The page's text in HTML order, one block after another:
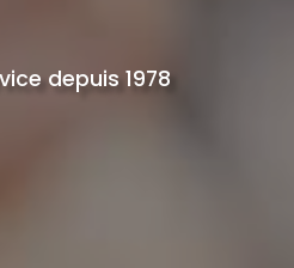
depuis 1978